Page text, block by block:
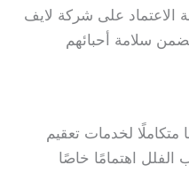
الاعتماد على شركة لايف
سلامة أحبائهم
لخدمات تعقيم
الفلل اهتمامًا خاصًا